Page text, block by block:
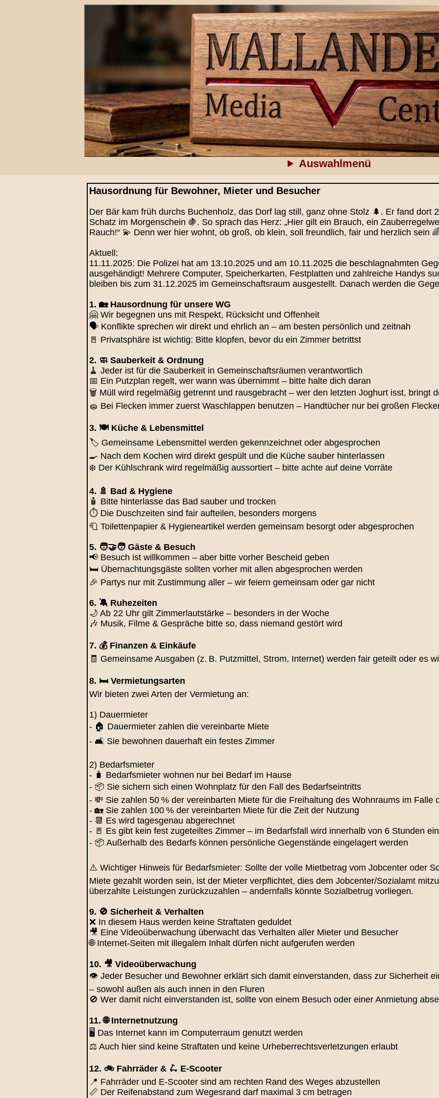
Auswahlmenü
Hausordnung für Bewohner, Mieter und Besucher
Der Bär kam früh durchs Buchenholz, das Dorf lag still, ganz ohne Stolz 🌲. Er fand dort
Schatz im Morgenschein 🍇. So sprach das Herz: „Hier gilt ein Brauch, ein
Rauch!“ 💫 Denn wer hier wohnt, ob groß, ob klein, soll freundlich, fair und herzlich sein
Aktuell:
11.11.2025: Die Polizei hat am 13.10.2025 und am 10.11.2025 die beschlagnahmten
ausgehändigt! Mehrere Computer, Speicherkarten, Festplatten und zahlreiche Handys
bleiben bis zum 31.12.2025 im Gemeinschaftsraum ausgestellt. Danach werden die
1. 🏡 Hausordnung für unsere WG
🤗 Wir begegnen uns mit Respekt, Rücksicht und Offenheit
🗣️ Konflikte sprechen wir direkt und ehrlich an – am besten persönlich und zeitnah
🚪 Privatsphäre ist wichtig: Bitte klopfen, bevor du ein Zimmer betrittst
2. 🧼 Sauberkeit & Ordnung
🧹 Jeder ist für die Sauberkeit in Gemeinschaftsräumen verantwortlich
📅 Ein Putzplan regelt, wer wann was übernimmt – bitte halte dich daran
🗑️ Müll wird regelmäßig getrennt und rausgebracht – wer den letzten Joghurt isst, bringt
🧽 Bei Flecken immer zuerst Waschlappen benutzen – Handtücher nur bei großen
3. 🍽️ Küche & Lebensmittel
🏷️ Gemeinsame Lebensmittel werden gekennzeichnet oder abgesprochen
🍳 Nach dem Kochen wird direkt gespült und die Küche sauber hinterlassen
❄️ Der Kühlschrank wird regelmäßig aussortiert – bitte achte auf deine Vorräte
4. 🚿 Bad & Hygiene
🧴 Bitte hinterlasse das Bad sauber und trocken
⏱️ Die Duschzeiten sind fair aufteilen, besonders morgens
🧻 Toilettenpapier & Hygieneartikel werden gemeinsam besorgt oder abgesprochen
5. 🧑‍🤝‍🧑 Gäste & Besuch
📢 Besuch ist willkommen – aber bitte vorher Bescheid geben
🛏️ Übernachtungsgäste sollten vorher mit allen abgesprochen werden
🎉 Partys nur mit Zustimmung aller – wir feiern gemeinsam oder gar nicht
6. 🔕 Ruhezeiten
🌙 Ab 22 Uhr gilt Zimmerlautstärke – besonders in der Woche
🎶 Musik, Filme & Gespräche bitte so, dass niemand gestört wird
7. 💰 Finanzen & Einkäufe
🧾 Gemeinsame Ausgaben (z. B. Putzmittel, Strom, Internet) werden fair geteilt oder es
8. 🛏️ Vermietungsarten
Wir bieten zwei Arten der Vermietung an:
1) Dauermieter
- 🏠 Dauermieter zahlen die vereinbarte Miete
- 🛋️ Sie bewohnen dauerhaft ein festes Zimmer
2) Bedarfsmieter
- 🧳 Bedarfsmieter wohnen nur bei Bedarf im Hause
- 📦 Sie sichern sich einen Wohnplatz für den Fall des Bedarfseintritts
- 💸 Sie zahlen 50 % der vereinbarten Miete für die Freihaltung des Wohnraums im Falle
- 🏡 Sie zahlen 100 % der vereinbarten Miete für die Zeit der Nutzung
- 📆 Es wird tagesgenau abgerechnet
- 🚪 Es gibt kein fest zugeteiltes Zimmer – im Bedarfsfall wird innerhalb von 6 Stunden
- 📦 Außerhalb des Bedarfs können persönliche Gegenstände eingelagert werden
⚠️ Wichtiger Hinweis für Bedarfsmieter: Sollte der volle Mietbetrag vom Jobcenter oder
Miete gezahlt worden sein, ist der Mieter verpflichtet, dies dem Jobcenter/Sozialamt
überzahlte Leistungen zurückzuzahlen – andernfalls könnte Sozialbetrug vorliegen.
9. 🚫 Sicherheit & Verhalten
❌ In diesem Haus werden keine Straftaten geduldet
🎥 Eine Videoüberwachung überwacht das Verhalten aller Mieter und Besucher
🌐 Internet-Seiten mit illegalem Inhalt dürfen nicht aufgerufen werden
10. 🎥 Videoüberwachung
👁️ Jeder Besucher und Bewohner erklärt sich damit einverstanden, dass zur Sicherheit
– sowohl außen als auch innen in den Fluren
🚫 Wer damit nicht einverstanden ist, sollte von einem Besuch oder einer Anmietung
11. 🌐 Internetnutzung
🖥️ Das Internet kann im Computerraum genutzt werden
⚖️ Auch hier sind keine Straftaten und keine Urheberrechtsverletzungen erlaubt
12. 🚲 Fahrräder & 🛴 E-Scooter
📍 Fahrräder und E-Scooter sind am rechten Rand des Weges abzustellen
📏 Der Reifenabstand zum Wegesrand darf maximal 3 cm betragen